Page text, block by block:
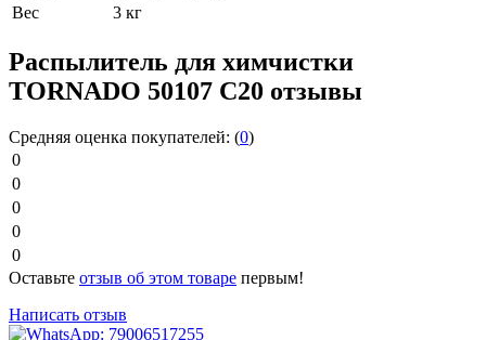
Вес
3 кг
Распылитель для химчистки
TORNADO 50107 C20 отзывы
Средняя оценка покупателей: (0)
0
0
0
0
0
Оставьте отзыв об этом товаре первым!
Написать отзыв